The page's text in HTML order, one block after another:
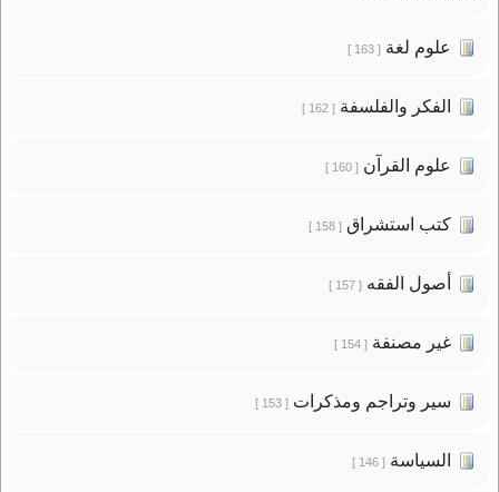
علوم لغة[ 163 ]
الفكر والفلسفة[ 162 ]
علوم القرآن[ 160 ]
كتب استشراق[ 158 ]
أصول الفقه[ 157 ]
غير مصنفة[ 154 ]
سير وتراجم ومذكرات[ 153 ]
السياسة[ 146 ]